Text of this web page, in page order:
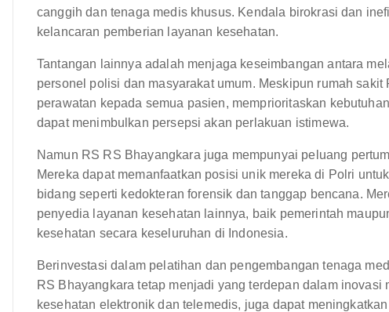
canggih dan tenaga medis khusus. Kendala birokrasi dan
kelancaran pemberian layanan kesehatan.
Tantangan lainnya adalah menjaga keseimbangan antara
personel polisi dan masyarakat umum. Meskipun rumah
perawatan kepada semua pasien, memprioritaskan
dapat menimbulkan persepsi akan perlakuan istimewa.
Namun RS RS Bhayangkara juga mempunyai peluang
Mereka dapat memanfaatkan posisi unik mereka di Polri
bidang seperti kedokteran forensik dan tanggap bencana.
penyedia layanan kesehatan lainnya, baik pemerintah
kesehatan secara keseluruhan di Indonesia.
Berinvestasi dalam pelatihan dan pengembangan tenaga
RS Bhayangkara tetap menjadi yang terdepan dalam
kesehatan elektronik dan telemedis, juga dapat